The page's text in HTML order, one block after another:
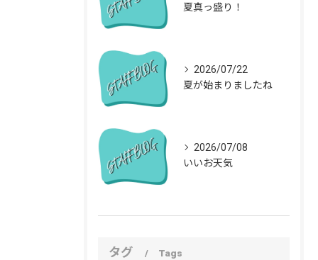
夏真っ盛り！
2026/07/22
夏が始まりましたね
2026/07/08
いいお天気
タグ Tags